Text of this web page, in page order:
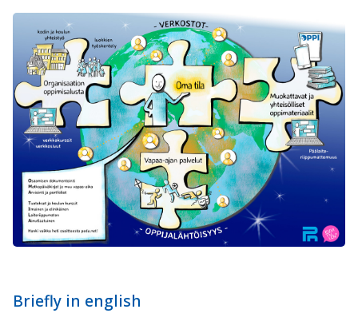
Briefly in english